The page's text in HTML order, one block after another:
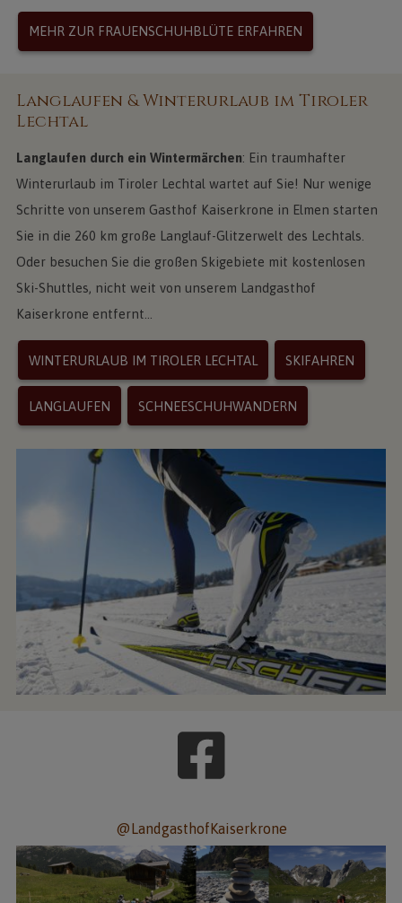
MEHR ZUR FRAUENSCHUHBLÜTE ERFAHREN
Langlaufen & Winterurlaub im Tiroler
Lechtal
Langlaufen durch ein Wintermärchen: Ein traumhafter
Winterurlaub im Tiroler Lechtal wartet auf Sie! Nur wenige
Schritte von unserem Gasthof Kaiserkrone in Elmen starten
Sie in die 260 km große Langlauf-Glitzerwelt des Lechtals.
Oder besuchen Sie die großen Skigebiete mit kostenlosen
Ski-Shuttles, nicht weit von unserem Landgasthof
Kaiserkrone entfernt...
WINTERURLAUB IM TIROLER LECHTAL SKIFAHREN
LANGLAUFEN SCHNEESCHUHWANDERN
@LandgasthofKaiserkrone